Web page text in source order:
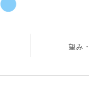
望み